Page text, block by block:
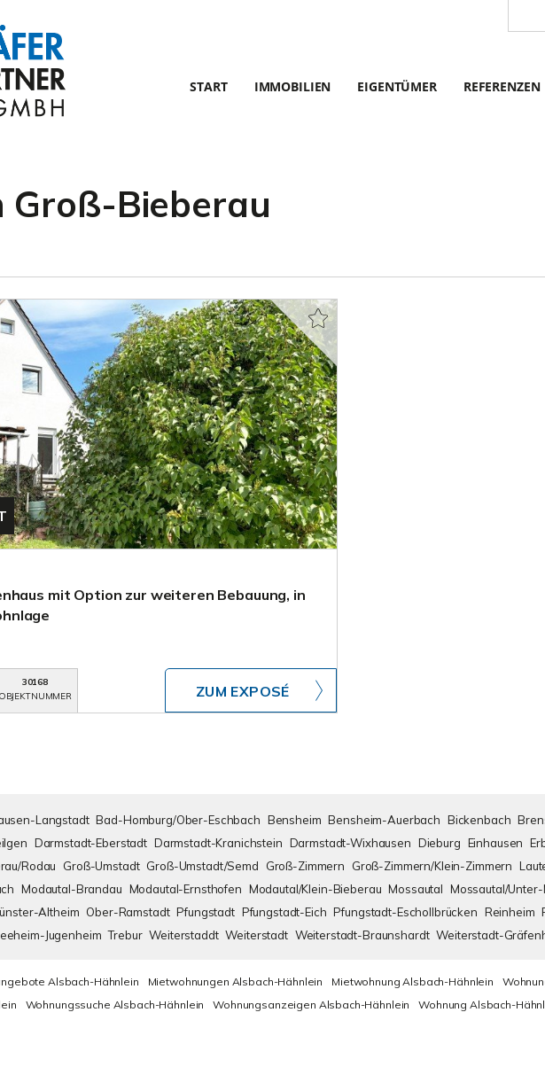
START IMMOBILIEN EIGENTÜMER REFERENZEN
Groß-Bieberau
mit Option zur weiteren Bebauung, in
30168
OBJEKTNUMMER
ZUM EXPOSÉ
Langstadt Bad-Homburg/Ober-Eschbach Bensheim Bensheim-Auerbach Bickenbach
Darmstadt-Eberstadt Darmstadt-Kranichstein Darmstadt-Wixhausen Dieburg Einhausen
Rodau Groß-Umstadt Groß-Umstadt/Semd Groß-Zimmern Groß-Zimmern/Klein-Zimmern
Modautal-Brandau Modautal-Ernsthofen Modautal/Klein-Bieberau Mossautal Mossautal/Unter-
Altheim Ober-Ramstadt Pfungstadt Pfungstadt-Eich Pfungstadt-Eschollbrücken Reinheim
Jugenheim Trebur Weiterstaddt Weiterstadt Weiterstadt-Braunshardt Weiterstadt-
Alsbach-Hähnlein Mietwohnungen Alsbach-Hähnlein Mietwohnung Alsbach-Hähnlein
Wohnungssuche Alsbach-Hähnlein Wohnungsanzeigen Alsbach-Hähnlein Wohnung Alsbach-